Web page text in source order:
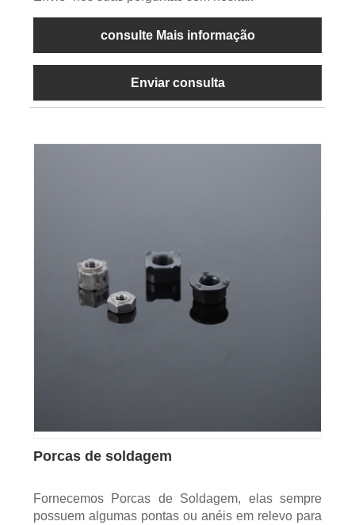
consulte Mais informação
Enviar consulta
Porcas de soldagem
Fornecemos Porcas de Soldagem, elas sempre
possuem algumas pontas ou anéis em relevo para